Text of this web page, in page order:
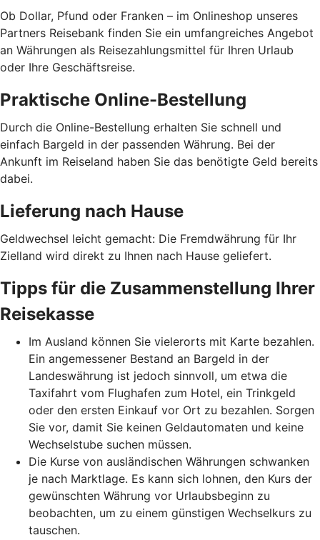
Ob Dollar, Pfund oder Franken – im Onlineshop unseres
Partners Reisebank finden Sie ein umfangreiches Angebot
an Währungen als Reisezahlungsmittel für Ihren Urlaub
oder Ihre Geschäftsreise.
Praktische Online-Bestellung
Durch die Online-Bestellung erhalten Sie schnell und
einfach Bargeld in der passenden Währung. Bei der
Ankunft im Reiseland haben Sie das benötigte Geld bereits
dabei.
Lieferung nach Hause
Geldwechsel leicht gemacht: Die Fremdwährung für Ihr
Zielland wird direkt zu Ihnen nach Hause geliefert.
Tipps für die Zusammenstellung Ihrer
Reisekasse
Im Ausland können Sie vielerorts mit Karte bezahlen.
Ein angemessener Bestand an Bargeld in der
Landeswährung ist jedoch sinnvoll, um etwa die
Taxifahrt vom Flughafen zum Hotel, ein Trinkgeld
oder den ersten Einkauf vor Ort zu bezahlen. Sorgen
Sie vor, damit Sie keinen Geldautomaten und keine
Wechselstube suchen müssen.
Die Kurse von ausländischen Währungen schwanken
je nach Marktlage. Es kann sich lohnen, den Kurs der
gewünschten Währung vor Urlaubsbeginn zu
beobachten, um zu einem günstigen Wechselkurs zu
tauschen.